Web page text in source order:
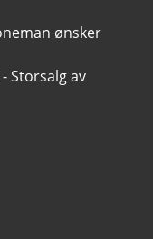
ønsker
Storsalg av